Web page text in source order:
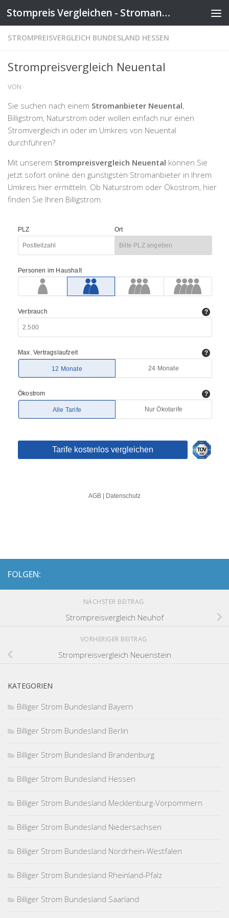
Zum Inhalt springen Stompreis Vergleichen - Stromanbieter wechseln
STROMPREISVERGLEICH BUNDESLAND HESSEN
Strompreisvergleich Neuental
VON ·
Sie suchen nach einem Stromanbieter Neuental,
Billigstrom, Naturstrom oder wollen einfach nur einen
Stromvergleich in oder im Umkreis von Neuental
durchführen?
Mit unserem Strompreisvergleich Neuental können Sie
jetzt sofort online den günstigsten Stromanbieter in Ihrem
Umkreis hier ermitteln. Ob Naturstrom oder Ökostrom, hier
finden Sie Ihren Billigstrom.
FOLGEN:
NÄCHSTER BEITRAG
Strompreisvergleich Neuhof
VORHERIGER BEITRAG
Strompreisvergleich Neuenstein
KATEGORIEN
Billiger Strom Bundesland Bayern
Billiger Strom Bundesland Berlin
Billiger Strom Bundesland Brandenburg
Billiger Strom Bundesland Hessen
Billiger Strom Bundesland Mecklenburg-Vorpommern
Billiger Strom Bundesland Niedersachsen
Billiger Strom Bundesland Nordrhein-Westfalen
Billiger Strom Bundesland Rheinland-Pfalz
Billiger Strom Bundesland Saarland